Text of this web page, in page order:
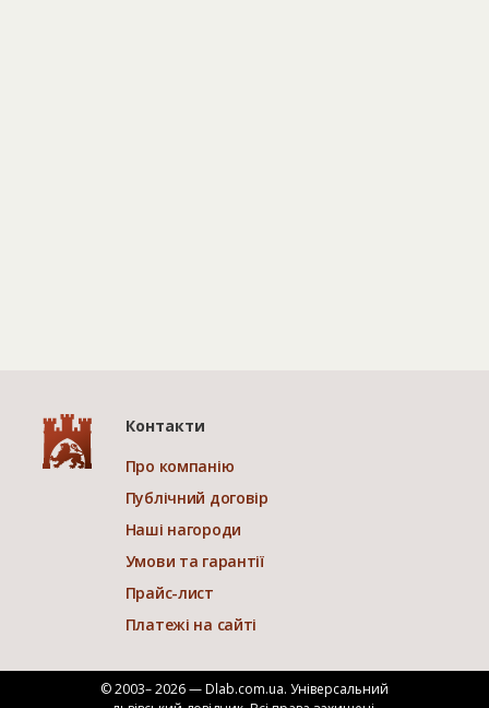
Контакти
Про компанію
Публічний договір
Наші нагороди
Умови та гарантії
Прайс-лист
Платежі на сайті
© 2003– 2026 — Dlab.com.ua. Універсальний